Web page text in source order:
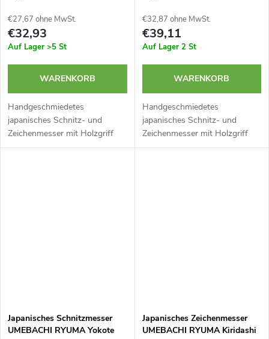
€27,67 ohne MwSt.
€32,93
Auf Lager >5 St
WARENKORB
Handgeschmiedetes
japanisches Schnitz- und
Zeichenmesser mit Holzgriff
Typ Yokote Kogatana der Marke
€32,87 ohne MwSt.
€39,11
Auf Lager 2 St
WARENKORB
Handgeschmiedetes
japanisches Schnitz- und
Zeichenmesser mit Holzgriff
Typ Yokote Kogatana der Marke
Japanisches Schnitzmesser
UMEBACHI RYUMA Yokote
Japanisches Zeichenmesser
UMEBACHI RYUMA Kiridashi